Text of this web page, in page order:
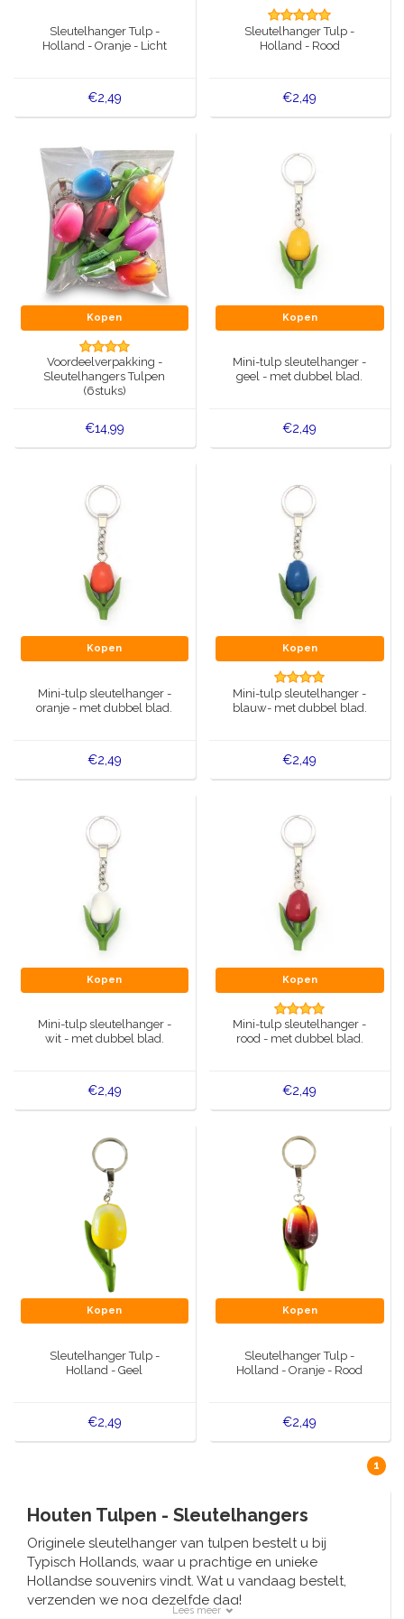
Wens & Ansichtkaarten
Koninghuis artikelen
Wandborden - Gekleurd en Delfts blauw
Peper en Zout stelletjes
Speelkaarten
Delfts blauwe magneten
Sleutelhanger Tulp -
Holland - Oranje - Licht
€2,49
Sleutelhanger Tulp -
Holland - Rood
€2,49
Kopen
Voordeelverpakking -
Sleutelhangers Tulpen
(6stuks)
€14,99
Kopen
Mini-tulp sleutelhanger -
geel - met dubbel blad.
€2,49
Kopen
Mini-tulp sleutelhanger -
oranje - met dubbel blad.
€2,49
Kopen
Mini-tulp sleutelhanger -
blauw- met dubbel blad.
€2,49
Kopen
Mini-tulp sleutelhanger -
wit - met dubbel blad.
€2,49
Kopen
Mini-tulp sleutelhanger -
rood - met dubbel blad.
€2,49
Kopen
Sleutelhanger Tulp -
Holland - Geel
€2,49
Kopen
Sleutelhanger Tulp -
Holland - Oranje - Rood
€2,49
1
Houten Tulpen - Sleutelhangers
Originele sleutelhanger van tulpen bestelt u bij
Typisch Hollands, waar u prachtige en unieke
Hollandse souvenirs vindt. Wat u vandaag bestelt,
verzenden we nog dezelfde dag!
Lees meer